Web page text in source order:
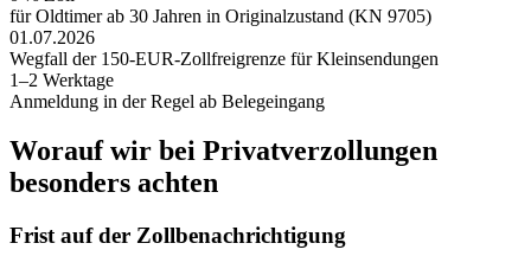
für Oldtimer ab 30 Jahren in Originalzustand (KN 9705)
01.07.2026
Wegfall der 150-EUR-Zollfreigrenze für Kleinsendungen
1–2 Werktage
Anmeldung in der Regel ab Belegeingang
Worauf wir bei Privatverzollungen
besonders achten
Frist auf der Zollbenachrichtigung